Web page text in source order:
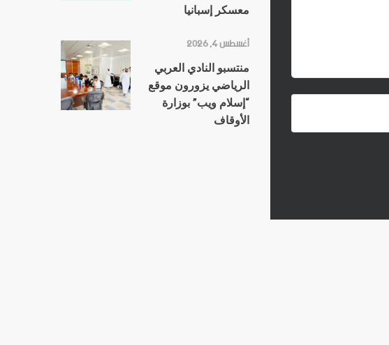
معسكر إسبانيا
أغسطس 4, 2026
منتسبو النادي العربي
الرياضي يزورون موقع
“إسلام ويب” بوزارة
الأوقاف